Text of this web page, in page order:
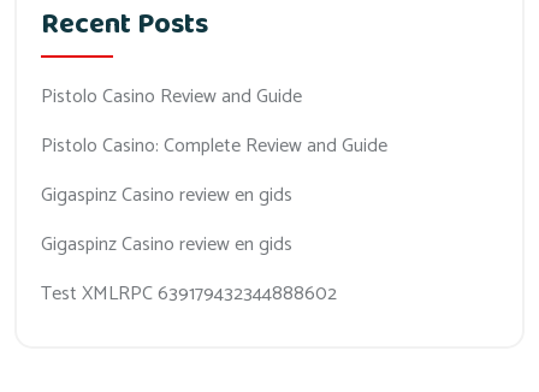
Recent Posts
Pistolo Casino Review and Guide
Pistolo Casino: Complete Review and Guide
Gigaspinz Casino review en gids
Gigaspinz Casino review en gids
Test XMLRPC 639179432344888602